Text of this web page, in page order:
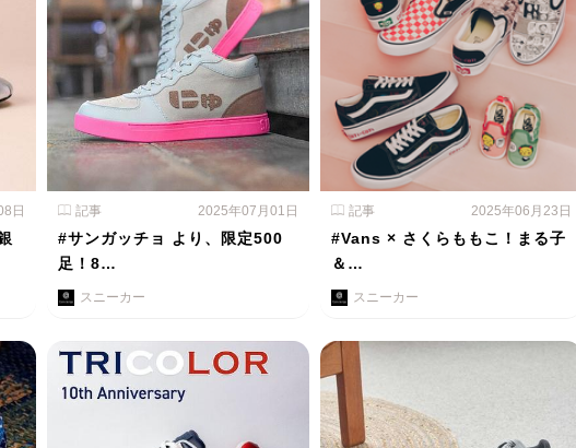
日 記事 2025年07月01日
#サンガッチョ より、限定500
足！8…
スニーカー
記事 2025年06月23日
#Vans × さくらももこ！まる子
＆…
スニーカー